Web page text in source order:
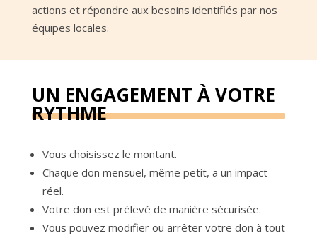
actions et répondre aux besoins identifiés par nos
équipes locales.
UN ENGAGEMENT À VOTRE
RYTHME
Vous choisissez le montant.
Chaque don mensuel, même petit, a un impact
réel.
Votre don est prélevé de manière sécurisée.
Vous pouvez modifier ou arrêter votre don à tout